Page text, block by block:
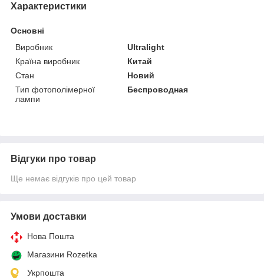
Характеристики
Основні
Виробник
Ultralight
Країна виробник
Китай
Стан
Новий
Тип фотополімерної
лампи
Беспроводная
Відгуки про товар
Ще немає відгуків про цей товар
Умови доставки
Нова Пошта
Магазини Rozetka
Укрпошта